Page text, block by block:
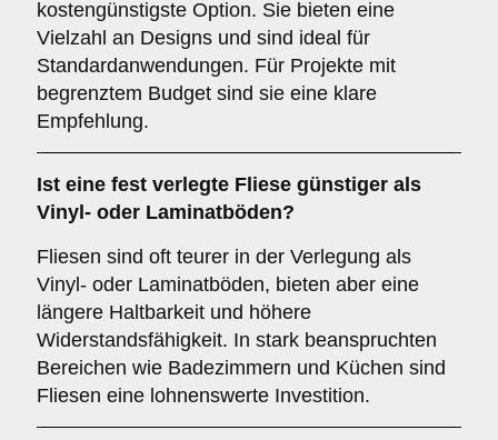
kostengünstigste Option. Sie bieten eine
Vielzahl an Designs und sind ideal für
Standardanwendungen. Für Projekte mit
begrenztem Budget sind sie eine klare
Empfehlung.
Ist eine fest verlegte Fliese günstiger als
Vinyl- oder Laminatböden?
Fliesen sind oft teurer in der Verlegung als
Vinyl- oder Laminatböden, bieten aber eine
längere Haltbarkeit und höhere
Widerstandsfähigkeit. In stark beanspruchten
Bereichen wie Badezimmern und Küchen sind
Fliesen eine lohnenswerte Investition.